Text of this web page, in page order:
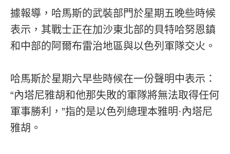
據報導，哈馬斯的武裝部門於星期五晚些時候
表示，其戰士正在加沙東北部的貝特哈努恩鎮
和中部的阿爾布雷治地區與以色列軍隊交火。
哈馬斯於星期六早些時候在一份聲明中表示：
“內塔尼雅胡和他那失敗的軍隊將無法取得任何
軍事勝利，”指的是以色列總理本雅明·內塔尼
雅胡。